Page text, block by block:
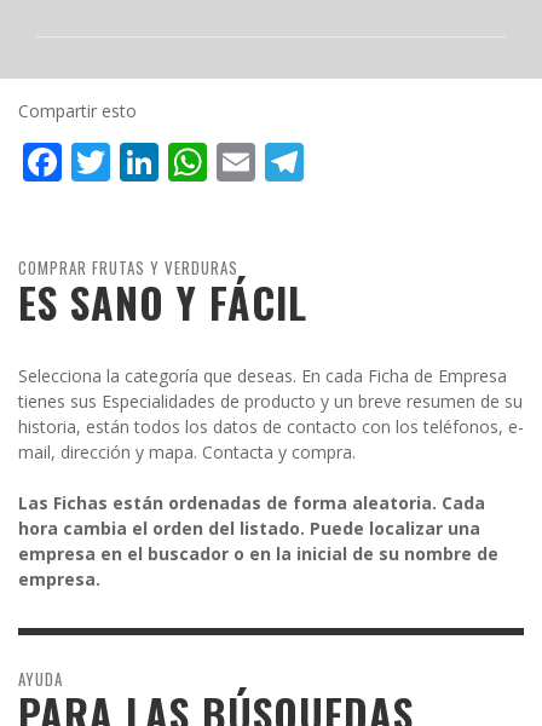
Compartir esto
Facebook
Twitter
LinkedIn
WhatsApp
Email
COMPRAR FRUTAS Y VERDURAS
ES SANO Y FÁCIL
Selecciona la categoría que deseas. En cada Ficha de Empresa
tienes sus Especialidades de producto y un breve resumen de su
historia, están todos los datos de contacto con los teléfonos, e-
mail, dirección y mapa. Contacta y compra.
Las Fichas están ordenadas de forma aleatoria. Cada
hora cambia el orden del listado. Puede localizar una
empresa en el buscador o en la inicial de su nombre de
empresa.
AYUDA
PARA LAS BÚSQUEDAS